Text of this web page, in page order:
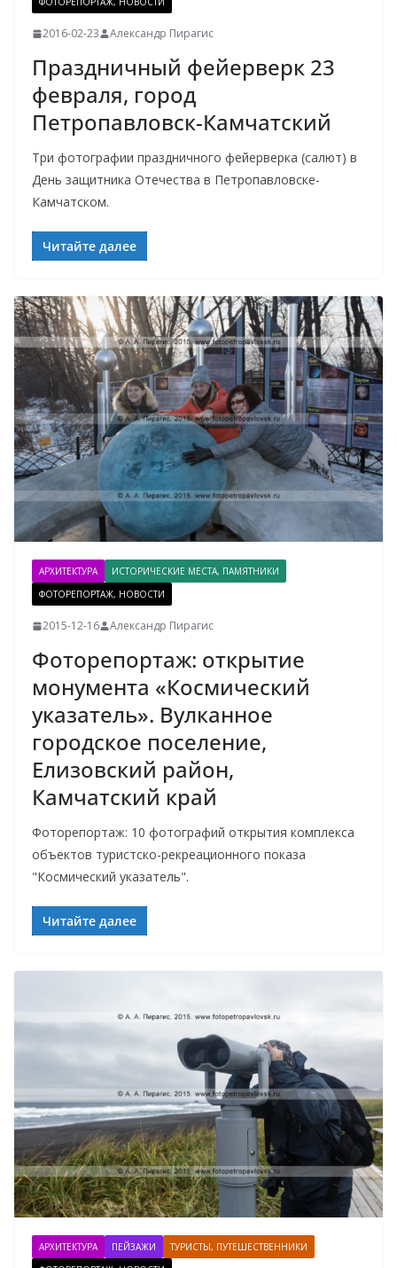
2016-02-23 Александр Пирагис
Праздничный фейерверк 23
февраля, город
Петропавловск-Камчатский
Три фотографии праздничного фейерверка (салют) в
День защитника Отечества в Петропавловске-
Камчатском.
Читайте далее
АРХИТЕКТУРА
ИСТОРИЧЕСКИЕ МЕСТА, ПАМЯТНИКИ
ФОТОРЕПОРТАЖ, НОВОСТИ
2015-12-16 Александр Пирагис
Фоторепортаж: открытие
монумента «Космический
указатель». Вулканное
городское поселение,
Елизовский район,
Камчатский край
Фоторепортаж: 10 фотографий открытия комплекса
объектов туристско-рекреационного показа
"Космический указатель".
Читайте далее
АРХИТЕКТУРА ПЕЙЗАЖИ
ТУРИСТЫ, ПУТЕШЕСТВЕННИКИ